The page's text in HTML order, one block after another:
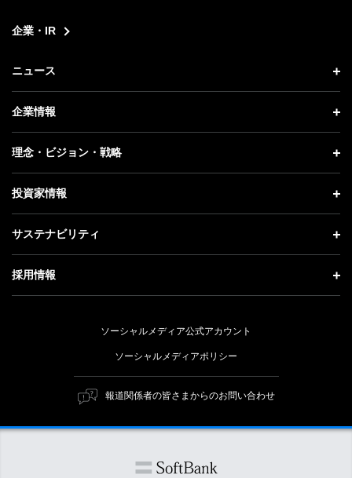
企業・IR
ニュース
ニュース トップ
プレスリリース
更新情報
記者説明会
企業情報
企業情報 トップ
社長メッセージ
事業紹介
ガバナンス
理念・ビジョン・戦略
理念・ビジョン・戦略 トップ
成長戦略「Activate AI for Society」
人材戦略
投資家情報
投資家情報 トップ
経営方針
個人投資家の皆さまへ
株式と社債について
サステナビリティ
サステナビリティ トップ
トップメッセージ
ESG方針・体制
マテリアリティ（重要課題）
ESGの主な取り組み
採用情報
キャリア採用
障がい者採用
ソーシャルメディア公式アカウント
ソーシャルメディアポリシー
報道関係者の皆さまからのお問い合わせ